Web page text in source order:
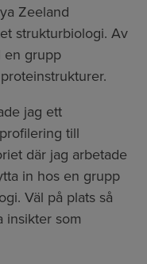
Zeeland
strukturbiologi. Av
en grupp
jag ett
till
där jag arbetade
in hos en grupp
Väl på plats så
insikter som